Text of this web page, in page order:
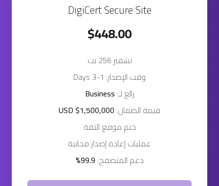
DigiCert Secure Site
$448.00
تشفير 256 بت
وقت الإصدار: 1-3 Days
رائع لـ: Business
قيمة الضمان: USD $1,500,000
ختم موقع الثقة
عمليات إعادة إصدار مجانية
دعم المتصفح: 99.9%